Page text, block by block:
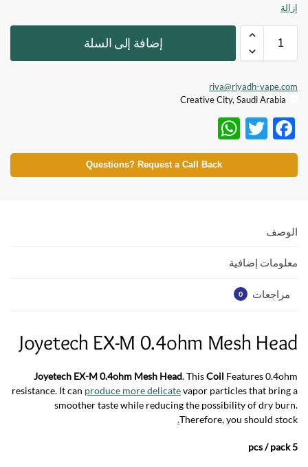
إزالة
إضافة إلى السلة
riva@riyadh-vape.com
F
ac
e
o
k
T
w
itt
h
at
Questions? Request a Call Back
الوصف
معلومات إضافية
مراجعات 0
Joyetech EX-M 0.4ohm Mesh Head
Joyetech EX-M 0.4ohm Mesh Head. ThisCoil Features 0.4ohm
resistance. It can produce more delicatevapor particles that bring a
smoother taste while reducing the possibility of dry burn.
Therefore, you should stock
.
5 pcs / pack